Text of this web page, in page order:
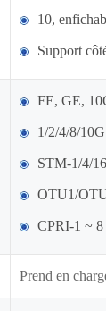
10,
Support
FE, GE,
1/2/4/8/
STM-1/4/
OTU1/
CPRI-1 ~ 8
Prend en